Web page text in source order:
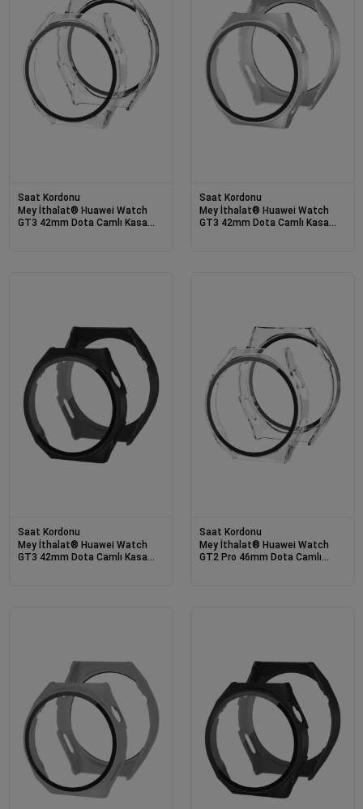
Saat Kordonu
Mey İthalat® Huawei Watch
GT3 42mm Dota Camlı Kasa
Saat Kordonu
Mey İthalat® Huawei Watch
GT3 42mm Dota Camlı Kasa
Saat Kordonu
Mey İthalat® Huawei Watch
GT3 42mm Dota Camlı Kasa
Saat Kordonu
Mey İthalat® Huawei Watch
GT2 Pro 46mm Dota Camlı